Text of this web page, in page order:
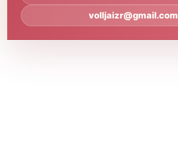
volljaizr@gmail.com